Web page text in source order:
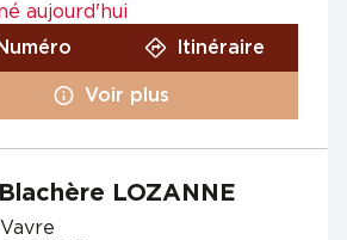
aujourd'hui
Numéro
Itinéraire
Voir plus
LOZANNE